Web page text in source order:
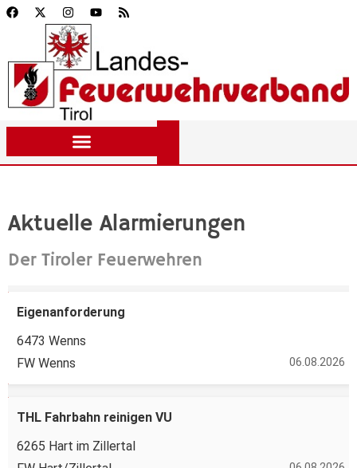
Aktuelle Alarmierungen
Der Tiroler Feuerwehren